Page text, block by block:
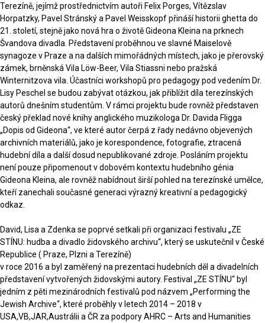
Terezíně, jejímž prostřednictvím autoři Felix Porges, Vítězslav
Horpatzky, Pavel Stránský a Pavel Weisskopf přináší historii ghetta do
21. století, stejně jako nová hra o životě Gideona Kleina na prknech
Švandova divadla. Představení proběhnou ve slavné Maiselově
synagoze v Praze a na dalších mimořádných místech, jako je přerovský
zámek, brněnská Vila Löw-Beer, Vila Stiassni nebo pražská
Winternitzova vila. Účastníci workshopů pro pedagogy pod vedením Dr.
Lisy Peschel se budou zabývat otázkou, jak přiblížit díla terezínských
autorů dnešním studentům. V rámci projektu bude rovněž představen
český překlad nové knihy anglického muzikologa Dr. Davida Fligga
„Dopis od Gideona“, ve které autor čerpá z řady nedávno objevených
archivních materiálů, jako je korespondence, fotografie, ztracená
hudební díla a další dosud nepublikované zdroje. Posláním projektu
není pouze připomenout v dobovém kontextu hudebního génia
Gideona Kleina, ale rovněž nabídnout širší pohled na terezínské umělce,
kteří zanechali současné generaci výrazný kreativní a pedagogický
odkaz.
David, Lisa a Zdenka se poprvé setkali při organizaci festivalu „ZE
STÍNU: hudba a divadlo židovského archivu“, který se uskutečnil v České
Republice ( Praze, Plzni a Terezíně)
v roce 2016 a byl zaměřený na prezentaci hudebních děl a divadelních
představení vytvořených židovskými autory. Festival „ZE STÍNU“ byl
jedním z pěti mezinárodních festivalů pod názvem „Performing the
Jewish Archive“, které proběhly v letech 2014 – 2018 v
USA,VB,JAR,Austrálii a ČR za podpory AHRC – Arts and Humanities